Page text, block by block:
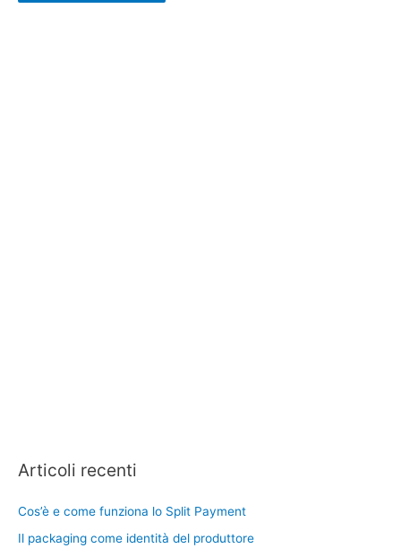
Articoli recenti
Cos’è e come funziona lo Split Payment
Il packaging come identità del produttore